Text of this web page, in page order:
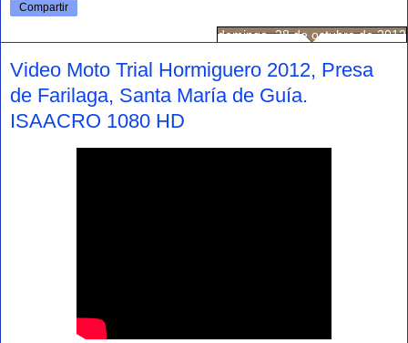
Compartir
domingo, 28 de octubre de 2012
Video Moto Trial Hormiguero 2012, Presa
de Farilaga, Santa María de Guía.
ISAACRO 1080 HD